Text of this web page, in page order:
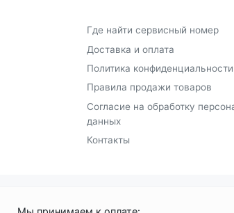
Где найти сервисный номер
Доставка и оплата
Политика конфиденциальности
Правила продажи товаров
Согласие на обработку
данных
Контакты